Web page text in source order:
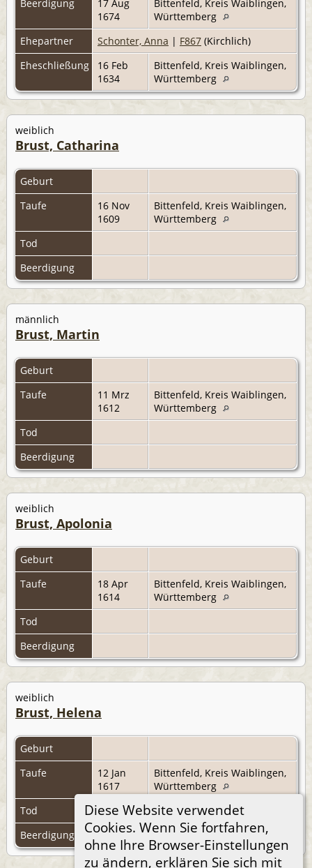
Diese Website verwendet
Cookies. Wenn Sie fortfahren,
ohne Ihre Browser-Einstellungen
zu ändern, erklären Sie sich mit
Beerdigung
17 Aug
1674
Bittenfeld, Kreis Waiblingen,
Württemberg
Ehepartner
Schonter, Anna | F867 (Kirchlich)
Eheschließung
16 Feb
1634
Bittenfeld, Kreis Waiblingen,
Württemberg
weiblich
Brust, Catharina
Geburt
Taufe
16 Nov
1609
Bittenfeld, Kreis Waiblingen,
Württemberg
Tod
Beerdigung
männlich
Brust, Martin
Geburt
Taufe
11 Mrz
1612
Bittenfeld, Kreis Waiblingen,
Württemberg
Tod
Beerdigung
weiblich
Brust, Apolonia
Geburt
Taufe
18 Apr
1614
Bittenfeld, Kreis Waiblingen,
Württemberg
Tod
Beerdigung
weiblich
Brust, Helena
Geburt
Taufe
12 Jan
1617
Bittenfeld, Kreis Waiblingen,
Württemberg
Tod
Beerdigung